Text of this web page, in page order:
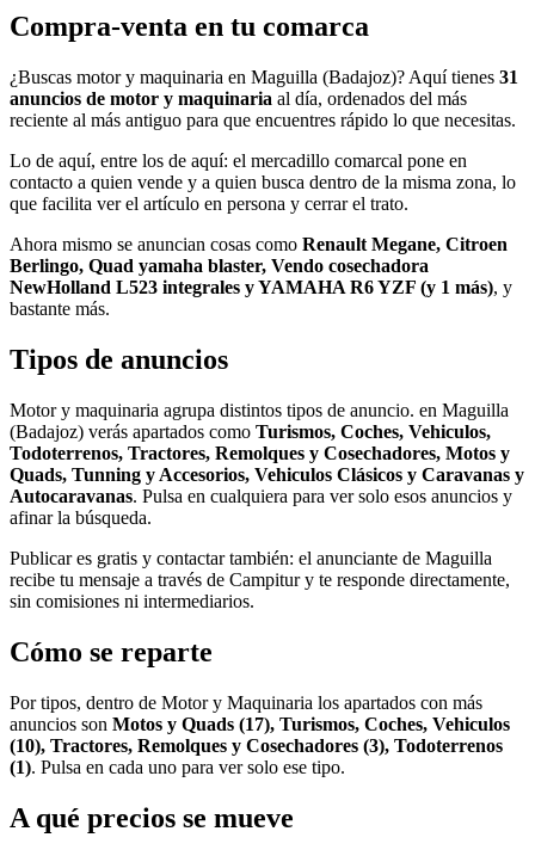
Compra-venta en tu comarca
¿Buscas motor y maquinaria en Maguilla (Badajoz)? Aquí tienes 31
anuncios de motor y maquinaria al día, ordenados del más
reciente al más antiguo para que encuentres rápido lo que necesitas.
Lo de aquí, entre los de aquí: el mercadillo comarcal pone en
contacto a quien vende y a quien busca dentro de la misma zona, lo
que facilita ver el artículo en persona y cerrar el trato.
Ahora mismo se anuncian cosas como Renault Megane, Citroen
Berlingo, Quad yamaha blaster, Vendo cosechadora
NewHolland L523 integrales y YAMAHA R6 YZF (y 1 más), y
bastante más.
Tipos de anuncios
Motor y maquinaria agrupa distintos tipos de anuncio. en Maguilla
(Badajoz) verás apartados como Turismos, Coches, Vehiculos,
Todoterrenos, Tractores, Remolques y Cosechadores, Motos y
Quads, Tunning y Accesorios, Vehiculos Clásicos y Caravanas y
Autocaravanas. Pulsa en cualquiera para ver solo esos anuncios y
afinar la búsqueda.
Publicar es gratis y contactar también: el anunciante de Maguilla
recibe tu mensaje a través de Campitur y te responde directamente,
sin comisiones ni intermediarios.
Cómo se reparte
Por tipos, dentro de Motor y Maquinaria los apartados con más
anuncios son Motos y Quads (17), Turismos, Coches, Vehiculos
(10), Tractores, Remolques y Cosechadores (3), Todoterrenos
(1). Pulsa en cada uno para ver solo ese tipo.
A qué precios se mueve